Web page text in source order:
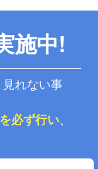
施中!
れない事
必ず行い、